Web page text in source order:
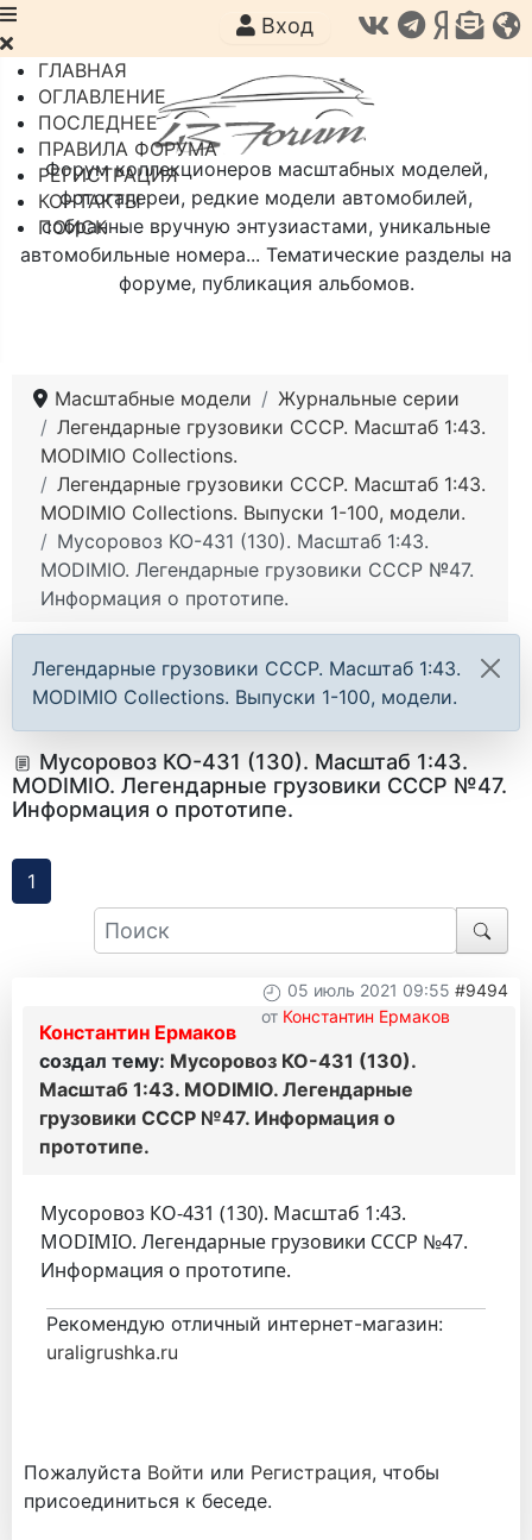
Форум коллекционеров масштабных моделей,
фотогалереи, редкие модели автомобилей,
собранные вручную энтузиастами, уникальные
автомобильные номера... Тематические разделы на
форуме, публикация альбомов.
Вход
ГЛАВНАЯ
ОГЛАВЛЕНИЕ
ПОСЛЕДНЕЕ
ПРАВИЛА ФОРУМА
РЕГИСТРАЦИЯ
КОНТАКТЫ
ПОИСК
Масштабные модели
Журнальные серии
Легендарные грузовики СССР. Масштаб 1:43.
MODIMIO Collections.
Легендарные грузовики СССР. Масштаб 1:43.
MODIMIO Collections. Выпуски 1-100, модели.
Мусоровоз КО-431 (130). Масштаб 1:43.
MODIMIO. Легендарные грузовики СССР №47.
Информация о прототипе.
Легендарные грузовики СССР. Масштаб 1:43.
MODIMIO Collections. Выпуски 1-100, модели.
Мусоровоз КО-431 (130). Масштаб 1:43.
MODIMIO. Легендарные грузовики СССР №47.
Информация о прототипе.
1
05 июль 2021 09:55 #9494
от Константин Ермаков
Константин Ермаков
создал тему: Мусоровоз КО-431 (130).
Масштаб 1:43. MODIMIO. Легендарные
грузовики СССР №47. Информация о
прототипе.
Мусоровоз КО-431 (130). Масштаб 1:43.
MODIMIO. Легендарные грузовики СССР №47.
Информация о прототипе.
Рекомендую отличный интернет-магазин:
uraligrushka.ru
Пожалуйста Войти или Регистрация, чтобы
присоединиться к беседе.